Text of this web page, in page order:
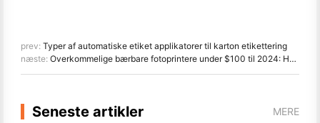
prev: Typer af automatiske etiket applikatorer til karton etikettering
næste: Overkommelige bærbare fotoprintere under $100 til 2024: HPRT MT53 og CP2100
Seneste artikler MERE